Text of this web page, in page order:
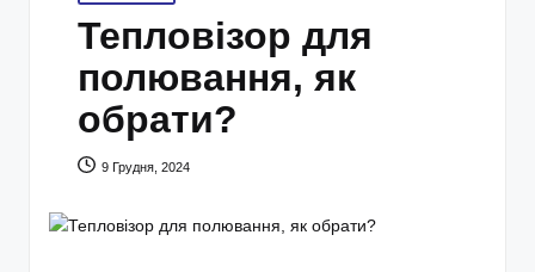
in
Тепловізор для
полювання, як
обрати?
9 Грудня, 2024